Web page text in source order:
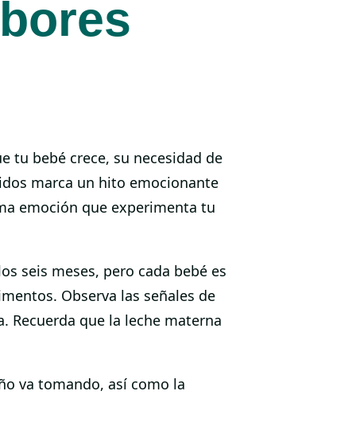
tu bebé crece, su necesidad de
marca un hito emocionante
emoción que experimenta tu
seis meses, pero cada bebé es
Observa las señales de
Recuerda que la leche materna
va tomando, así como la